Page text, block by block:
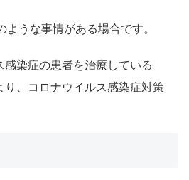
うな事情がある場合です。
感染症の患者を治療している
り、コロナウイルス感染症対策